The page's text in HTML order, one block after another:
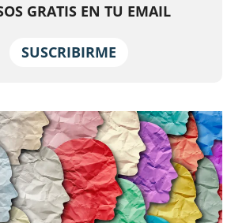
GRATIS EN TU EMAIL
SUSCRIBIRME